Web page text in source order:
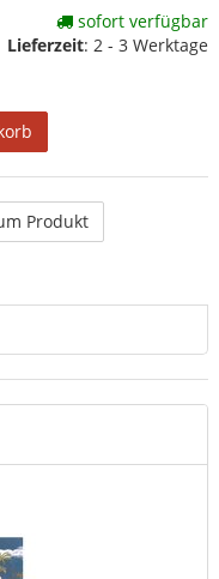
sofort verfügbar
Lieferzeit: 2 - 3 Werktage
Produkt